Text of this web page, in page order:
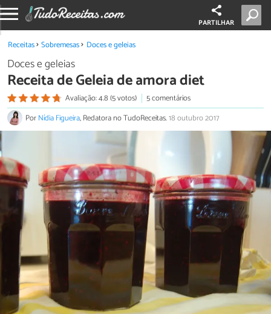
PARTILHAR
Receitas Sobremesas Doces e geleias
Doces e geleias
Receita de Geleia de amora diet
Avaliação: 4.8 (5 votos)
5 comentários
PorNídia Figueira, Redatora no TudoReceitas.18 outubro 2017